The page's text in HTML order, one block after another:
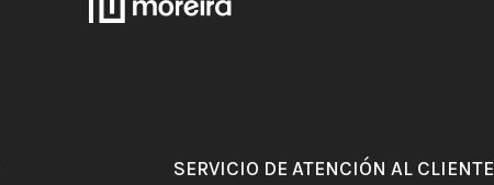
SERVICIO DE ATENCIÓN AL CLIENTE